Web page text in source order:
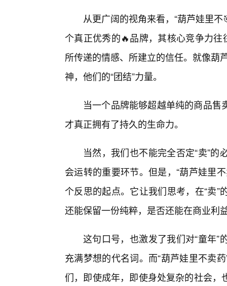
从更广阔的视角来看，“葫芦娃里
个真正优秀的🔥品牌，其核心竞争力
所传递的情感、所建立的信任。就像葫
神，他们的“团结”力量。
当一个品牌能够超越单纯的商品
才真正拥有了持久的生命力。
当然，我们也不能完全否定“卖”
会运转的重要环节。但是，“葫芦娃里
个反思的起点。它让我们思考，在“卖
还能保留一份纯粹，是否还能在商业利
这句口号，也激发了我们对“童年
充满梦想的代名词。而“葫芦娃里不卖
们，即使成年，即使身处复杂的社会